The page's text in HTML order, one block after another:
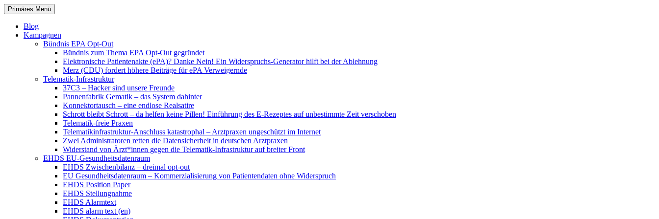
Zum
Inhalt
springen
patientenrechte-datenschutz.de
Suchen
Primäres Menü
Blog
Kampagnen
Bündnis EPA Opt-Out
Bündnis zum Thema EPA Opt-Out gegründet
Elektronische Patientenakte (ePA)? Danke Nein! Ein Widerspruchs-Generator hilft bei der Ablehnung
Merz (CDU) fordert höhere Beiträge für ePA Verweigernde
Telematik-Infrastruktur
37C3 – Hacker sind unsere Freunde
Pannenfabrik Gematik – das System dahinter
Konnektortausch – eine endlose Realsatire
Schrott bleibt Schrott – da helfen keine Pillen! Einführung des E-Rezeptes auf unbestimmte Zeit verschoben
Telematik-freie Praxen
Telematikinfrastruktur-Anschluss katastrophal – Arztpraxen ungeschützt im Internet
Zwei Administratoren retten die Datensicherheit in deutschen Arztpraxen
Widerstand von Ärzt*innen gegen die Telematik-Infrastruktur auf breiter Front
EHDS EU-Gesundheitsdatenraum
EHDS Zwischenbilanz – dreimal opt-out
EU Gesundheitsdatenraum – Kommerzialisierung von Patientendaten ohne Widerspruch
EHDS Position Paper
EHDS Stellungnahme
EHDS Alarmtext
EHDS alarm text (en)